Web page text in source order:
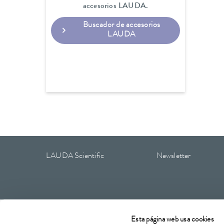
Esta página web usa cookies
accesorios LAUDA.
Buscador de accesorios
LAUDA
LAUDA Scientific Newsletter